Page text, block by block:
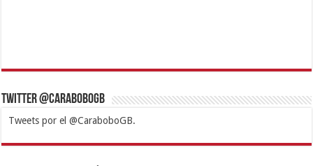
Twitter @CaraboboGB
Tweets por el @CaraboboGB.
1xbetBetturkeyBetistKralbetSupertotobetTipobetMatadorbetMariobet
https://mvbcasino.com/